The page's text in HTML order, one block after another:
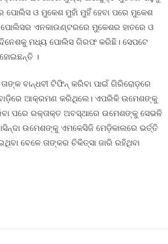
ଓ ମୁକେଶ ମୁହାଁ ମୁହିଁ ହେବା ପରେ ମୁକେଶ
ଏନକାଉଣ୍ଟରରେ ମୁକେଶର ହାତରେ ଓ
ଦିନେଶକୁ ମଧ୍ୟ ପୋଲିସ ଗିରଫ କରିଛି। ସେପଟେ
।
ବାନ୍ଧବୀ ଟିଫିନ୍‌ କରିବା ପାଇଁ ଗିରିରୋଡ଼ରେ
ଆକ୍ରମଣ କରିଥିଲେ। ଏପରିକି ଉମେଶଙ୍କୁ
ପରେ ରକ୍ତାକ୍ତ ଅବସ୍ଥାରେ ଉମେଶଙ୍କୁ ସେଭଳି
ଉମେଶଙ୍କୁ ଏମକେସିଜି ମେଡ଼ିକାଲରେ ଭର୍ତ୍ତି
ବେଳେ ତାଙ୍କର ଚିକିତ୍ସା ଜାରି ରହିଥିବା